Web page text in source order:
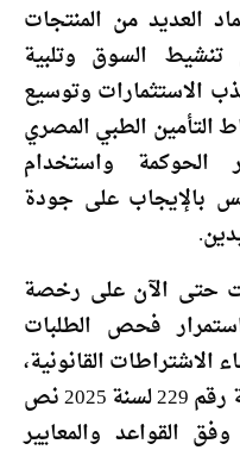
العديد من المنتجات
تنشيط السوق وتلبية
الاستثمارات وتوسيع
التأمين الطبي المصري
الحوكمة واستخدام
بالإيجاب على جودة
حصلت حتى الآن على رخصة
فحص الطلبات
القانونية،
علمًا بأن قرار مجلس إدارة الهيئة رقم 229 لسنة 2025 نص
القواعد والمعايير